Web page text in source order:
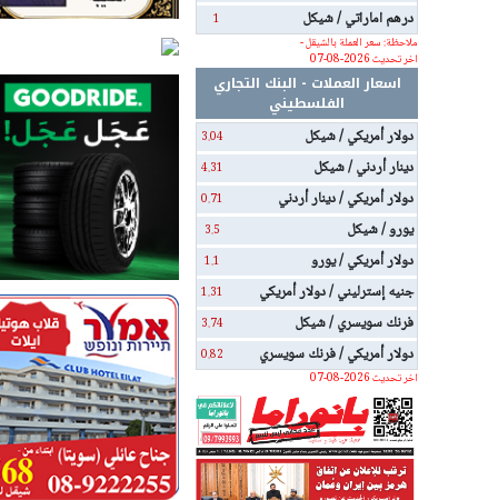
درهم اماراتي / شيكل
1
ملاحظة: سعر العملة بالشيقل -
اخر تحديث 2026-08-07
اسعار العملات - البنك التجاري
الفلسطيني
دولار أمريكي / شيكل
3.04
دينار أردني / شيكل 4.31
دولار أمريكي / دينار أردني 0.71
يورو / شيكل 3.5
دولار أمريكي / يورو 1.1
جنيه إسترليني / دولار أمريكي 1.31
فرنك سويسري / شيكل 3.74
دولار أمريكي / فرنك سويسري
0.82
اخر تحديث 2026-08-07